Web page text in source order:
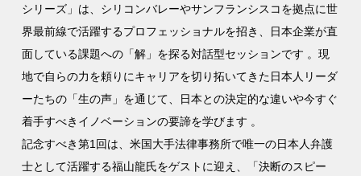
シリーズ」は、シリコンバレーやサンフランシスコを拠点に世
界最前線で活躍するプロフェッショナルを招き、日本企業が直
面している課題への「解」を探る対話型セッションです 。現
地で自らの力を頼りにキャリアを切り拓いてきた日本人リーダ
ーたちの「生の声」を通じて、日本との決定的な違いや今すぐ
着手すべきイノベーションの要諦を学びます 。
記念すべき第1回は、米国大手法律事務所で唯一の日本人弁護
士として活躍する福山龍氏をゲストに迎え、「決断のスピー